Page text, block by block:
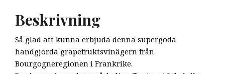
Beskrivning
Så glad att kunna erbjuda denna supergoda
handgjorda grapefruktsvinägern från
Bourgogneregionen i Frankrike.